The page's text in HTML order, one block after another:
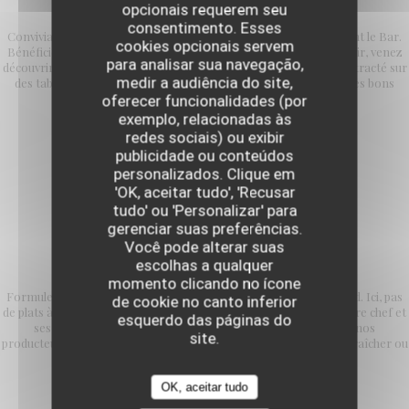
opcionais requerem seu
consentimento. Esses
cookies opcionais servem
para analisar sua navegação,
medir a audiência do site,
oferecer funcionalidades (por
exemplo, relacionadas às
redes sociais) ou exibir
publicidade ou conteúdos
personalizados. Clique em
'OK, aceitar tudo', 'Recusar
tudo' ou 'Personalizar' para
gerenciar suas preferências.
Você pode alterar suas
escolhas a qualquer
momento clicando no ícone
de cookie no canto inferior
esquerdo das páginas do
site.
OK, aceitar tudo
Convivialité et simplicité sont les maîtres mots de cet espace avant le Bar.
Bénéficiez des mêmes prestations qu'en salle. Le soir, au comptoir, venez
découvrir notre formule en 5, 6 ou 7 services dans un cadre décontracté sur
des tabourets hauts à l'assise confortable. Des bonnes quilles, des bons
petits plats et des copains !
FORMULE DECOUVERTE
Formule unique en 5, 6 ou 7 services, tous les soirs et les week-end. Ici, pas
de plats à la carte mais l'opportunité de découvrir la cuisine de notre chef et
ses équipes. Des produits de saison et en collaboration avec nos
producteurs préférés comme Alex Dequidt, Jean Michel notre maraîcher ou